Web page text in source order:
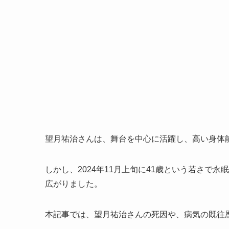
望月祐治さんは、舞台を中心に活躍し、高い身
しかし、2024年11月上旬に41歳という若さで永
広がりました。
本記事では、望月祐治さんの死因や、病気の既